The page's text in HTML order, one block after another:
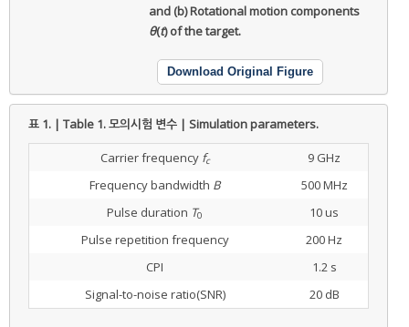
and (b) Rotational motion components
θ(t) of the target.
Download Original Figure
표 1. | Table 1.모의시험 변수 | Simulation parameters.
Carrier frequency fc
9 GHz
Frequency bandwidth B
500 MHz
Pulse duration T0
10 us
Pulse repetition frequency
200 Hz
CPI
1.2 s
Signal-to-noise ratio(SNR)
20 dB